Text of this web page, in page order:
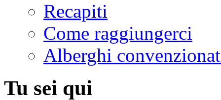
Recapiti
Come raggiungerci
Alberghi
Tu sei qui